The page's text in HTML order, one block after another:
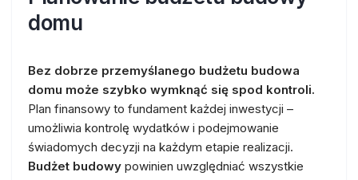
domu
Bez dobrze przemyślanego budżetu budowa
domu może szybko wymknąć się spod kontroli.
Plan finansowy to fundament każdej inwestycji –
umożliwia kontrolę wydatków i podejmowanie
świadomych decyzji na każdym etapie realizacji.
Budżet budowy powinien uwzględniać wszystkie